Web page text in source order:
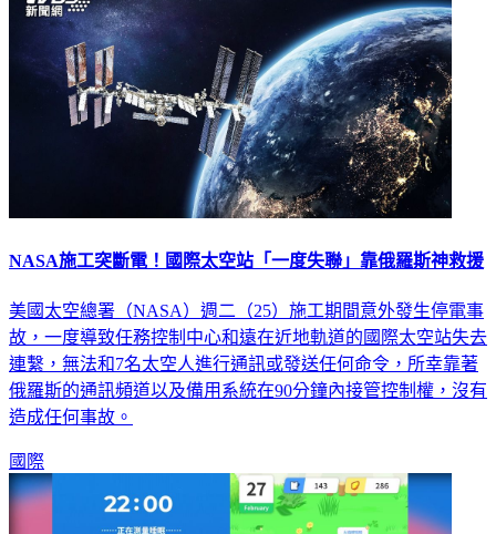
NASA施工突斷電！國際太空站「一度失聯」靠俄羅斯神救援
美國太空總署（NASA）週二（25）施工期間意外發生停電事
故，一度導致任務控制中心和遠在近地軌道的國際太空站失去
連繫，無法和7名太空人進行通訊或發送任何命令，所幸靠著
俄羅斯的通訊頻道以及備用系統在90分鐘內接管控制權，沒有
造成任何事故。
國際